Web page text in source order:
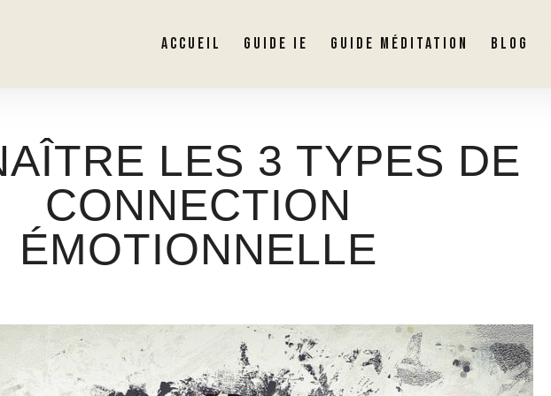
ACCUEIL GUIDE IE GUIDE MÉDITATION BLOG
LES 3 TYPES DE
CONNECTION
ÉMOTIONNELLE